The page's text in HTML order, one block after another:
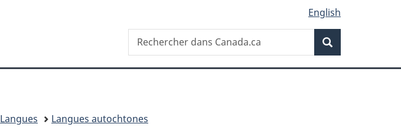
Invitations
sujet
HTML
English
Recherche
Rechercher
dans
Langues
Langues autochtones